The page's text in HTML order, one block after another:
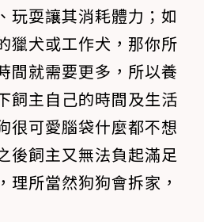
玩耍讓其消耗體力；如
獵犬或工作犬，那你所
間就需要更多，所以養
飼主自己的時間及生活
很可愛腦袋什麼都不想
後飼主又無法負起滿足
理所當然狗狗會拆家，